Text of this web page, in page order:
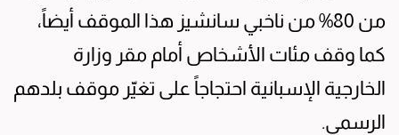
من 80% من ناخبي سانشيز هذا الموقف أيضاً،
كما وقف مئات الأشخاص أمام مقر وزارة
الخارجية الإسبانية احتجاجاً على تغيّر موقف بلدهم
الرسمي.